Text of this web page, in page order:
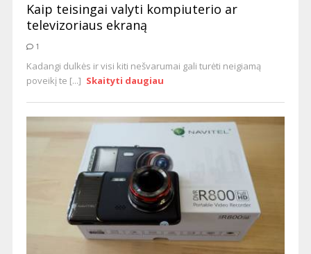
Kaip teisingai valyti kompiuterio ar
televizoriaus ekraną
1
Kadangi dulkės ir visi kiti nešvarumai gali turėti neigiamą
poveikį te [...] Skaityti daugiau